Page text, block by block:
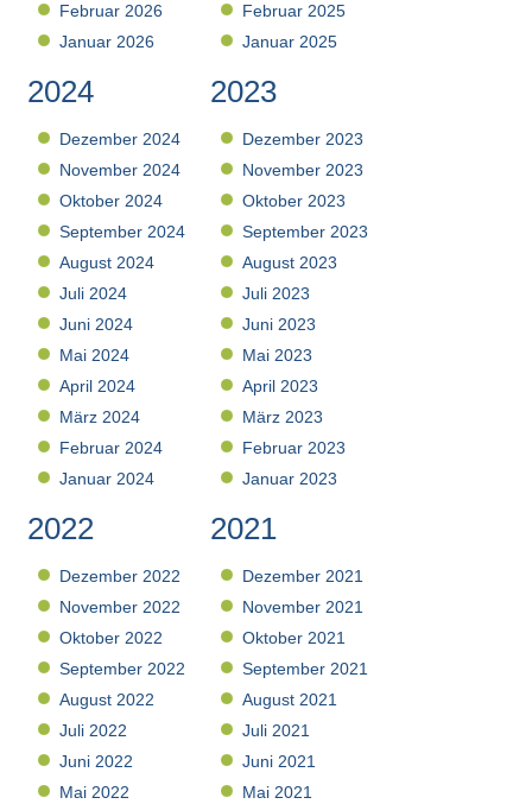
Februar 2026
Januar 2026
Februar 2025
Januar 2025
2024
Dezember 2024
November 2024
Oktober 2024
September 2024
August 2024
Juli 2024
Juni 2024
Mai 2024
April 2024
März 2024
Februar 2024
Januar 2024
2023
Dezember 2023
November 2023
Oktober 2023
September 2023
August 2023
Juli 2023
Juni 2023
Mai 2023
April 2023
März 2023
Februar 2023
Januar 2023
2022
Dezember 2022
November 2022
Oktober 2022
September 2022
August 2022
Juli 2022
Juni 2022
Mai 2022
2021
Dezember 2021
November 2021
Oktober 2021
September 2021
August 2021
Juli 2021
Juni 2021
Mai 2021